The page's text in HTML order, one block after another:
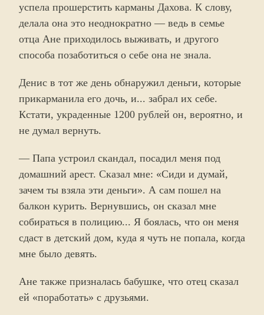
успела прошерстить карманы Дахова. К слову,
делала она это неоднократно — ведь в семье
отца Ане приходилось выживать, и другого
способа позаботиться о себе она не знала.
Денис в тот же день обнаружил деньги, которые
прикарманила его дочь, и... забрал их себе.
Кстати, украденные 1200 рублей он, вероятно, и
не думал вернуть.
— Папа устроил скандал, посадил меня под
домашний арест. Сказал мне: «Сиди и думай,
зачем ты взяла эти деньги». А сам пошел на
балкон курить. Вернувшись, он сказал мне
собираться в полицию... Я боялась, что он меня
сдаст в детский дом, куда я чуть не попала, когда
мне было девять.
Ане также призналась бабушке, что отец сказал
ей «поработать» с друзьями.